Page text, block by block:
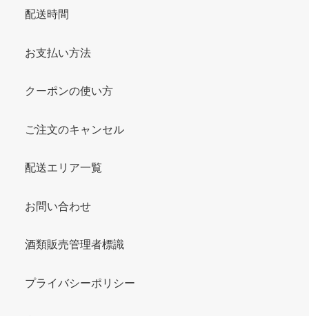
配送時間
お支払い方法
クーポンの使い方
ご注文のキャンセル
配送エリア一覧
お問い合わせ
酒類販売管理者標識
プライバシーポリシー